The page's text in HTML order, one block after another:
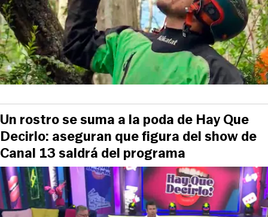
Un rostro se suma a la poda de Hay Que
Decirlo: aseguran que figura del show de
Canal 13 saldrá del programa